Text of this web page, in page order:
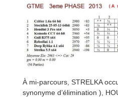
À mi-parcours, STRELKA
synonyme d’élimination ),